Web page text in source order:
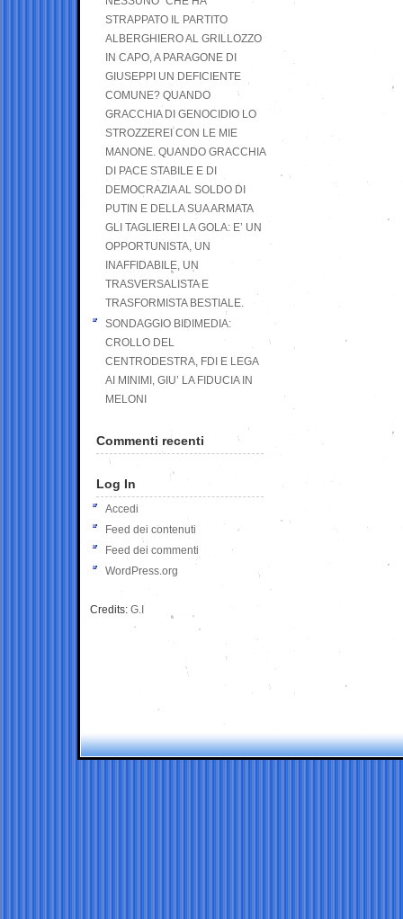
STRAPPATO IL PARTITO
ALBERGHIERO AL GRILLOZZO
IN CAPO, A PARAGONE DI
GIUSEPPI UN DEFICIENTE
COMUNE? QUANDO
GRACCHIA DI GENOCIDIO LO
STROZZEREI CON LE MIE
MANONE. QUANDO GRACCHIA
DI PACE STABILE E DI
DEMOCRAZIA AL SOLDO DI
PUTIN E DELLA SUA ARMATA
GLI TAGLIEREI LA GOLA: E’ UN
OPPORTUNISTA, UN
INAFFIDABILE, UN
TRASVERSALISTA E
TRASFORMISTA BESTIALE.
SONDAGGIO BIDIMEDIA:
CROLLO DEL
CENTRODESTRA, FDI E LEGA
AI MINIMI, GIU’ LA FIDUCIA IN
MELONI
Commenti recenti
Log In
Accedi
Feed dei contenuti
Feed dei commenti
WordPress.org
Credits: G.I